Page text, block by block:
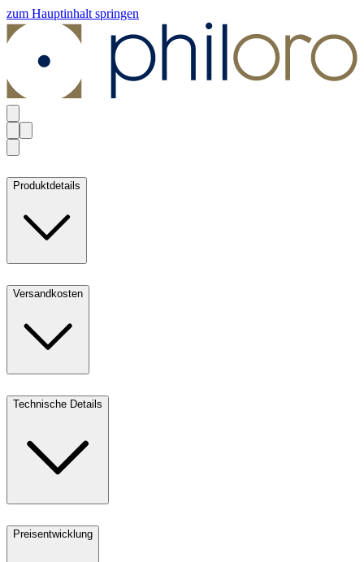
zum Hauptinhalt springen
Produktdetails
Versandkosten
Technische Details
Preisentwicklung